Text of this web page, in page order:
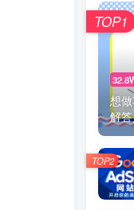
想
解
TOP1
TOP2